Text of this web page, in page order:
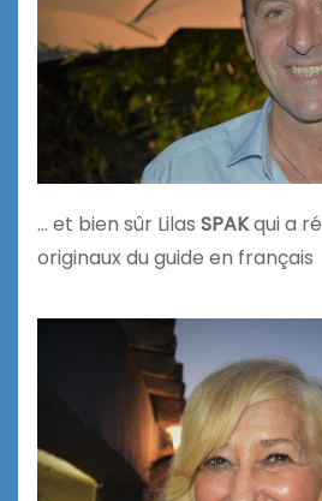
… et bien sûr Lilas SPAKqui a
originaux du guide en français